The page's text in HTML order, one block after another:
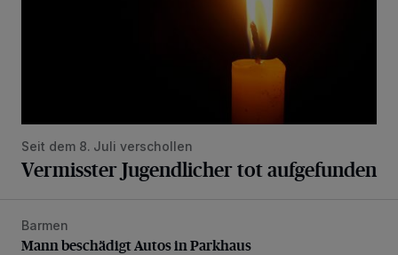
Seit dem 8. Juli verschollen
Vermisster Jugendlicher tot aufgefunden
Mann beschädigt Autos in Parkhaus
Barmen
Mann beschädigt Autos in Parkhaus